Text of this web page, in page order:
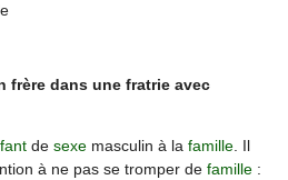
frère dans une fratrie avec
de sexemasculin à la famille. Il
à ne pas se tromper de famille: